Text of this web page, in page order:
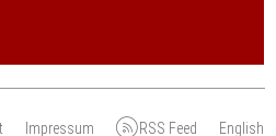
Impressum RSS Feed English